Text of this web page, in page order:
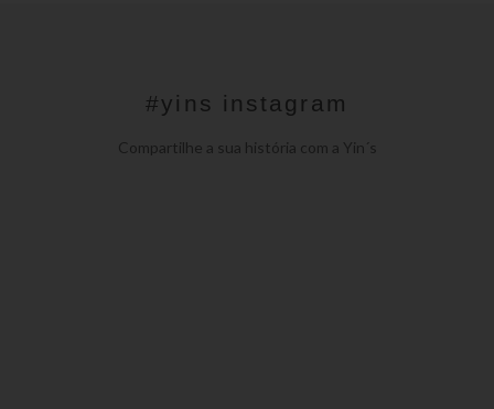
#yins instagram
Compartilhe a sua história com a Yin´s